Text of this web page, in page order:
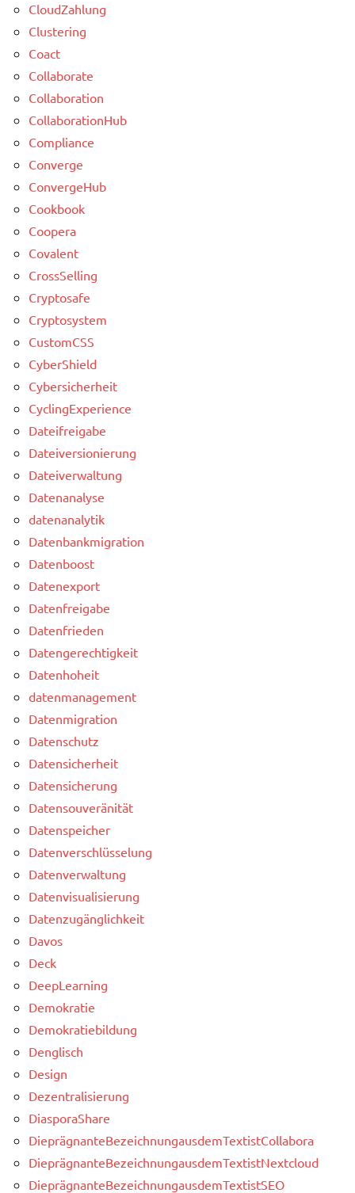
CloudZahlung
Clustering
Coact
Collaborate
Collaboration
CollaborationHub
Compliance
Converge
ConvergeHub
Cookbook
Coopera
Covalent
CrossSelling
Cryptosafe
Cryptosystem
CustomCSS
CyberShield
Cybersicherheit
CyclingExperience
Dateifreigabe
Dateiversionierung
Dateiverwaltung
Datenanalyse
datenanalytik
Datenbankmigration
Datenboost
Datenexport
Datenfreigabe
Datenfrieden
Datengerechtigkeit
Datenhoheit
datenmanagement
Datenmigration
Datenschutz
Datensicherheit
Datensicherung
Datensouveränität
Datenspeicher
Datenverschlüsselung
Datenverwaltung
Datenvisualisierung
Datenzugänglichkeit
Davos
Deck
DeepLearning
Demokratie
Demokratiebildung
Denglisch
Design
Dezentralisierung
DiasporaShare
DieprägnanteBezeichnungausdemTextistCollabora
DieprägnanteBezeichnungausdemTextistNextcloud
DieprägnanteBezeichnungausdemTextistSEO